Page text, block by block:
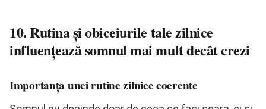
10. Rutina și obiceiurile tale zilnice
influențează somnul mai mult decât crezi
Importanța unei rutine zilnice coerente